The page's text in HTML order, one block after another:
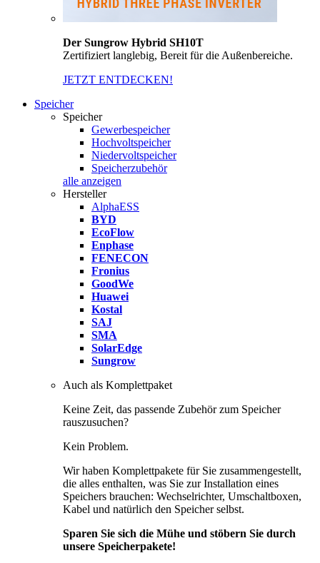
Der Sungrow Hybrid SH10T
Zertifiziert langlebig, Bereit für die Außenbereiche.
JETZT ENTDECKEN!
Speicher
Speicher
Gewerbespeicher
Hochvoltspeicher
Niedervoltspeicher
Speicherzubehör
alle anzeigen
Hersteller
AlphaESS
BYD
EcoFlow
Enphase
FENECON
Fronius
GoodWe
Huawei
Kostal
SAJ
SMA
SolarEdge
Sungrow
Auch als Komplettpaket
Keine Zeit, das passende Zubehör zum Speicher
rauszusuchen?
Kein Problem.
Wir haben Komplettpakete für Sie zusammengestellt,
die alles enthalten, was Sie zur Installation eines
Speichers brauchen: Wechselrichter, Umschaltboxen,
Kabel und natürlich den Speicher selbst.
Sparen Sie sich die Mühe und stöbern Sie durch
unsere Speicherpakete!